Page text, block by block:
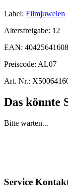
Label: Filmjuwelen
Altersfreigabe: 12
EAN:
Preiscode: AL07
Art. Nr.:
Das könnte
Bitte warten...
Service